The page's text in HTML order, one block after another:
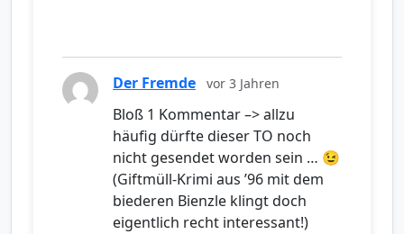
Der Fremde vor 3 Jahren
Bloß 1 Kommentar –> allzu
häufig dürfte dieser TO noch
nicht gesendet worden sein … 😉
(Giftmüll-Krimi aus ’96 mit dem
biederen Bienzle klingt doch
eigentlich recht interessant!)